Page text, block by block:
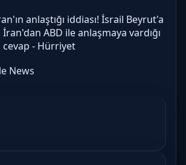
anlaştığı iddiası! İsrail Beyrut'a
İran'dan ABD ile anlaşmaya vardığı
cevap - Hürriyet
News